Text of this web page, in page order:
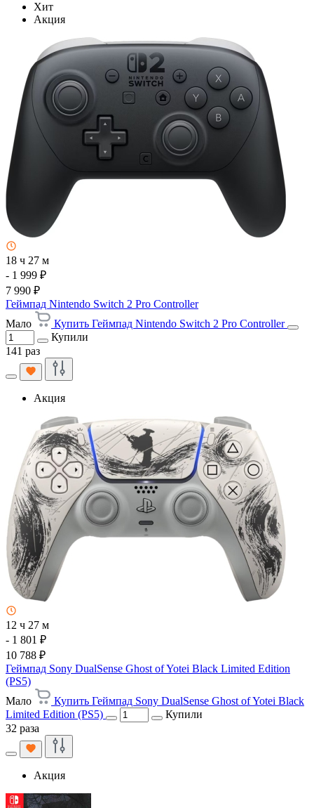
Хит
Акция
18 ч 27 м
- 1 999 ₽
7 990 ₽
Геймпад Nintendo Switch 2 Pro Controller
Мало
Купить Геймпад Nintendo Switch 2 Pro Controller
Купили
141 раз
Акция
12 ч 27 м
- 1 801 ₽
10 788 ₽
Геймпад Sony DualSense Ghost of Yotei Black Limited Edition
(PS5)
Мало
Купить Геймпад Sony DualSense Ghost of Yotei Black
Limited Edition (PS5)
Купили
32 раза
Акция